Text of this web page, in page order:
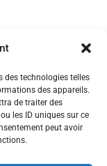
des technologies telles
des appareils.
de traiter des
les ID uniques sur ce
peut avoir